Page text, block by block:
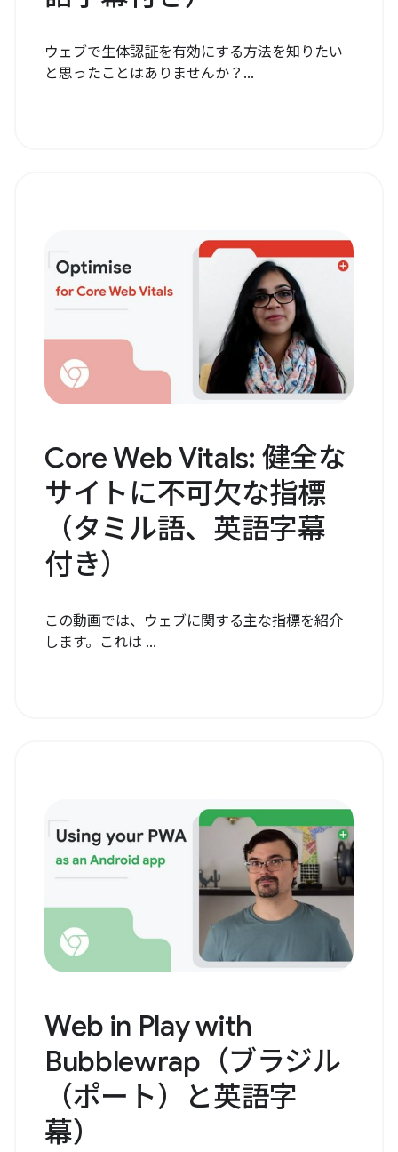
ウェブで生体認証を有効にする方法を知りたい
と思ったことはありませんか？...
Core Web Vitals: 健全な
サイトに不可欠な指標
（タミル語、英語字幕
付き）
この動画では、ウェブに関する主な指標を紹介
します。これは ...
Web in Play with
Bubblewrap（ブラジル
（ポート）と英語字
幕）